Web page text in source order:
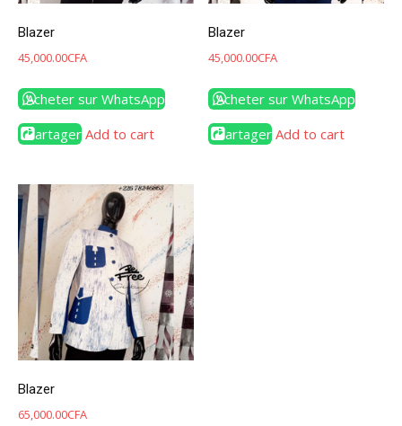
Blazer
45,000.00CFA
Acheter sur WhatsApp
Partager Add to cart
Blazer
45,000.00CFA
Acheter sur WhatsApp
Partager Add to cart
Blazer
65,000.00CFA